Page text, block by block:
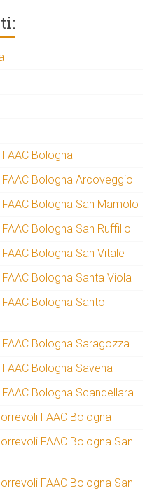
Bologna
Bologna Arcoveggio
Bologna San Mamolo
Bologna San Ruffillo
Bologna San Vitale
Bologna Santa Viola
Bologna Santo
Bologna Saragozza
Bologna Savena
Bologna Scandellara
FAAC Bologna
FAAC Bologna San
FAAC Bologna San